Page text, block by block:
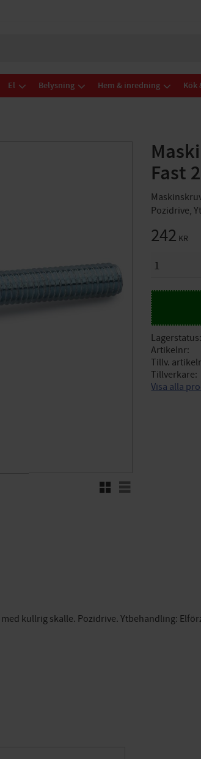
El Belysning Hem & inredning Kök
Fast
Pozidrive,
Rutnätsvy
Listvy
242 KR
Lagerstatus
Artikelnr
Tillv.
Tillverkare
Visa alla
kullrig skalle. Pozidrive. Ytbehandling: